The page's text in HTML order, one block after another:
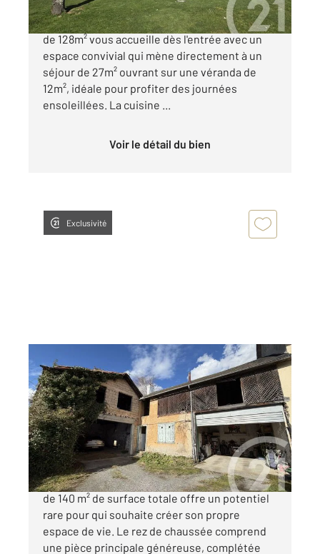
Nichée au cœur de Lannemezan, cette maison
de 128m² vous accueille dès l'entrée avec un
espace convivial qui mène directement à un
séjour de 27m² ouvrant sur une véranda de
12m², idéale pour profiter des journées
ensoleillées. La cuisine ...
Voir le détail du bien
Exclusivité
LANNEMEZAN 65
139 m 2, 2 pièces
Ref : 18239
Maison à vendre
34 000 €
Nichée au cœur de Lannemezan, cette maison
de 140 m² de surface totale offre un potentiel
rare pour qui souhaite créer son propre
espace de vie. Le rez de chaussée comprend
une pièce principale généreuse, complétée